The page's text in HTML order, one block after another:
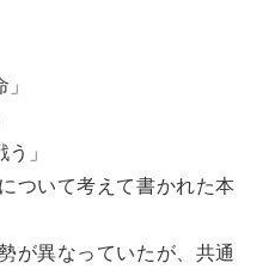
」
ついて考えて書かれた本
が異なっていたが、共通